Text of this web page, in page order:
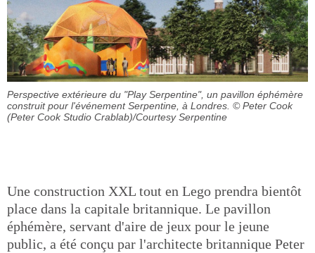
Perspective extérieure du "Play Serpentine", un pavillon éphémère
construit pour l'événement Serpentine, à Londres. © Peter Cook
(Peter Cook Studio Crablab)/Courtesy Serpentine
Une construction XXL tout en Lego prendra bientôt
place dans la capitale britannique. Le pavillon
éphémère, servant d'aire de jeux pour le jeune
public, a été conçu par l'architecte britannique Peter